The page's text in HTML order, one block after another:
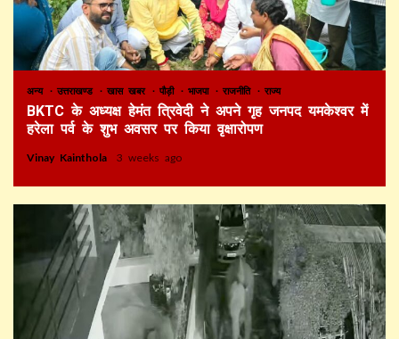
अन्य उत्तराखण्ड खास खबर पौड़ी भाजपा राजनीति राज्य
BKTC के अध्यक्ष हेमंत त्रिवेदी ने अपने गृह जनपद यमकेश्वर में
हरेला पर्व के शुभ अवसर पर किया वृक्षारोपण
Vinay Kainthola 3 weeks ago